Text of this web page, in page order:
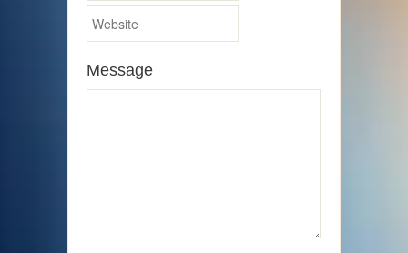
Message